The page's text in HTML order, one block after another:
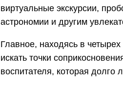
виртуальные экскурсии,
астрономии и другим
Главное, находясь в
искать точки
воспитателя, которая